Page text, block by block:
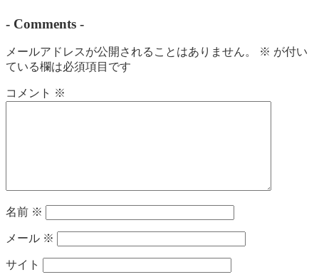
- Comments -
メールアドレスが公開されることはありません。 ※ が付い
ている欄は必須項目です
コメント ※
名前 ※
メール ※
サイト